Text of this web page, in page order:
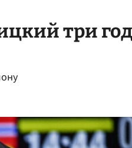
три